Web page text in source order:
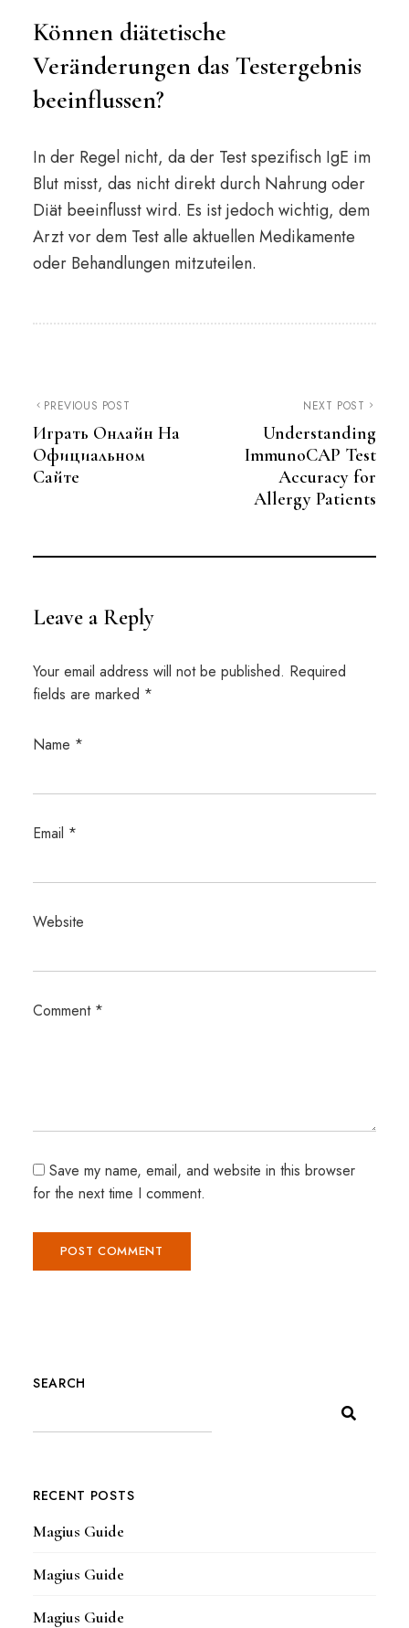
Können diätetische
Veränderungen das Testergebnis
beeinflussen?
In der Regel nicht, da der Test spezifisch IgE im
Blut misst, das nicht direkt durch Nahrung oder
Diät beeinflusst wird. Es ist jedoch wichtig, dem
Arzt vor dem Test alle aktuellen Medikamente
oder Behandlungen mitzuteilen.
Post
navigation
PREVIOUS POST
Играть Онлайн На
Официальном
Сайте
NEXT POST
Understanding
ImmunoCAP Test
Accuracy for
Allergy Patients
Leave a Reply
Your email address will not be published. Required
fields are marked *
Name *
Email *
Website
Comment *
Save my name, email, and website in this browser
for the next time I comment.
SEARCH
RECENT POSTS
Magius Guide
Magius Guide
Magius Guide